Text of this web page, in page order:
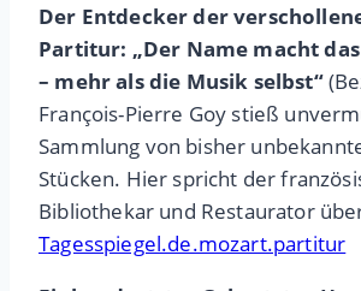
Der Entdecker der
Partitur: „Der Name macht
– mehr als die Musik selbst“
François-Pierre Goy stieß
Sammlung von bisher
Stücken. Hier spricht der
Bibliothekar und Restaurator
Tagesspiegel.de.mozart.partitur